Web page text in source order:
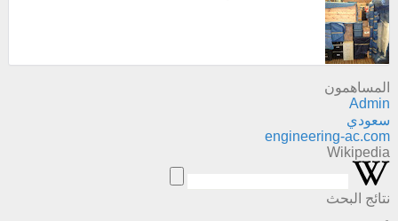
المساهمون
Admin
سعودي
engineering-ac.com
Wikipedia
نتائج البحث